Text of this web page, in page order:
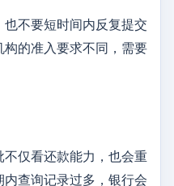
不要短时间内反复提交
的准入要求不同，需要
仅看还款能力，也会重
查询记录过多，银行会